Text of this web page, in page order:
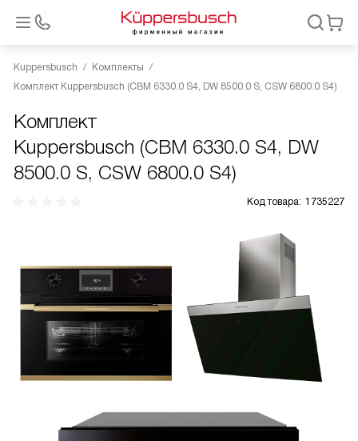
Kuppersbusch
Комплекты
Комплект Kuppersbusch (CBM 6330.0 S4, DW 8500.0 S, CSW 6800.0 S4)
Комплект
Kuppersbusch (CBM 6330.0 S4, DW
8500.0 S, CSW 6800.0 S4)
Код товара: 1735227